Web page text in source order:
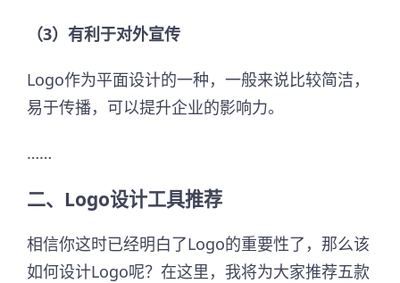
（3）有利于对外宣传
Logo作为平面设计的一种，一般来说比较简洁，
易于传播，可以提升企业的影响力。
……
二、Logo设计工具推荐
相信你这时已经明白了Logo的重要性了，那么该
如何设计Logo呢？在这里，我将为大家推荐五款